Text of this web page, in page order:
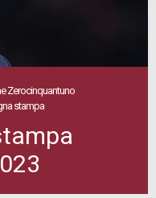
Zerocinquantuno
stampa